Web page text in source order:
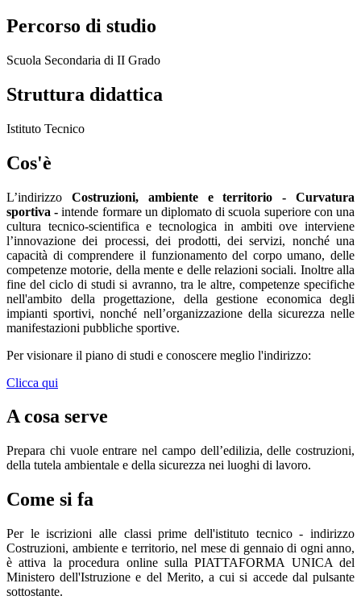
Percorso di studio
Scuola Secondaria di II Grado
Struttura didattica
Istituto Tecnico
Cos'è
L’indirizzo Costruzioni, ambiente e territorio - Curvatura
sportiva - intende formare un diplomato di scuola superiore con una
cultura tecnico-scientifica e tecnologica in ambiti ove interviene
l’innovazione dei processi, dei prodotti, dei servizi, nonché una
capacità di comprendere il funzionamento del corpo umano, delle
competenze motorie, della mente e delle relazioni sociali. Inoltre alla
fine del ciclo di studi si avranno, tra le altre, competenze specifiche
nell'ambito della progettazione, della gestione economica degli
impianti sportivi, nonché nell’organizzazione della sicurezza nelle
manifestazioni pubbliche sportive.
Per visionare il piano di studi e conoscere meglio l'indirizzo:
Clicca qui
A cosa serve
Prepara chi vuole entrare nel campo dell’edilizia, delle costruzioni,
della tutela ambientale e della sicurezza nei luoghi di lavoro.
Come si fa
Per le iscrizioni alle classi prime dell'istituto tecnico - indirizzo
Costruzioni, ambiente e territorio, nel mese di gennaio di ogni anno,
è attiva la procedura online sulla PIATTAFORMA UNICA del
Ministero dell'Istruzione e del Merito, a cui si accede dal pulsante
sottostante.